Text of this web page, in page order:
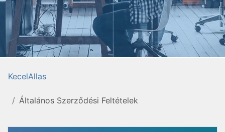
KecelAllas
Általános Szerződési Feltételek